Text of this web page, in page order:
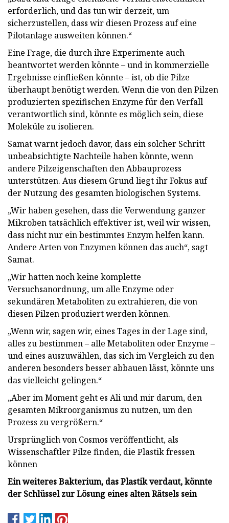
erforderlich, und das tun wir derzeit, um
sicherzustellen, dass wir diesen Prozess auf eine
Pilotanlage ausweiten können.“
Eine Frage, die durch ihre Experimente auch
beantwortet werden könnte – und in kommerzielle
Ergebnisse einfließen könnte – ist, ob die Pilze
überhaupt benötigt werden. Wenn die von den Pilzen
produzierten spezifischen Enzyme für den Verfall
verantwortlich sind, könnte es möglich sein, diese
Moleküle zu isolieren.
Samat warnt jedoch davor, dass ein solcher Schritt
unbeabsichtigte Nachteile haben könnte, wenn
andere Pilzeigenschaften den Abbauprozess
unterstützen. Aus diesem Grund liegt ihr Fokus auf
der Nutzung des gesamten biologischen Systems.
„Wir haben gesehen, dass die Verwendung ganzer
Mikroben tatsächlich effektiver ist, weil wir wissen,
dass nicht nur ein bestimmtes Enzym helfen kann.
Andere Arten von Enzymen können das auch“, sagt
Samat.
„Wir hatten noch keine komplette
Versuchsanordnung, um alle Enzyme oder
sekundären Metaboliten zu extrahieren, die von
diesen Pilzen produziert werden können.
„Wenn wir, sagen wir, eines Tages in der Lage sind,
alles zu bestimmen – alle Metaboliten oder Enzyme –
und eines auszuwählen, das sich im Vergleich zu den
anderen besonders besser abbauen lässt, könnte uns
das vielleicht gelingen.“
„Aber im Moment geht es Ali und mir darum, den
gesamten Mikroorganismus zu nutzen, um den
Prozess zu vergrößern.“
Ursprünglich von Cosmos veröffentlicht, als
Wissenschaftler Pilze finden, die Plastik fressen
können
Ein weiteres Bakterium, das Plastik verdaut, könnte
der Schlüssel zur Lösung eines alten Rätsels sein